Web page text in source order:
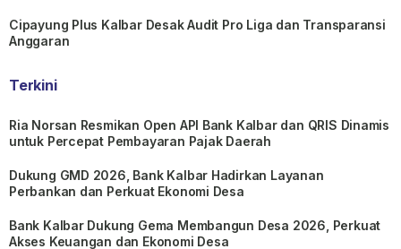
Cipayung Plus Kalbar Desak Audit Pro Liga dan Transparansi
Anggaran
Terkini
Ria Norsan Resmikan Open API Bank Kalbar dan QRIS Dinamis
untuk Percepat Pembayaran Pajak Daerah
Dukung GMD 2026, Bank Kalbar Hadirkan Layanan
Perbankan dan Perkuat Ekonomi Desa
Bank Kalbar Dukung Gema Membangun Desa 2026, Perkuat
Akses Keuangan dan Ekonomi Desa